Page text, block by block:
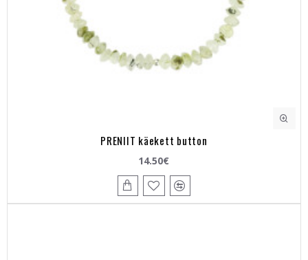
PRENIIT käekett button
14.50€